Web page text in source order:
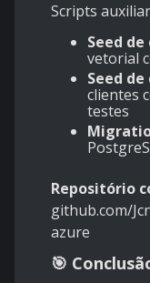
Scripts
Seed
vetorial
Seed
clientes
testes
Repositório
github.com/
azure
🎯